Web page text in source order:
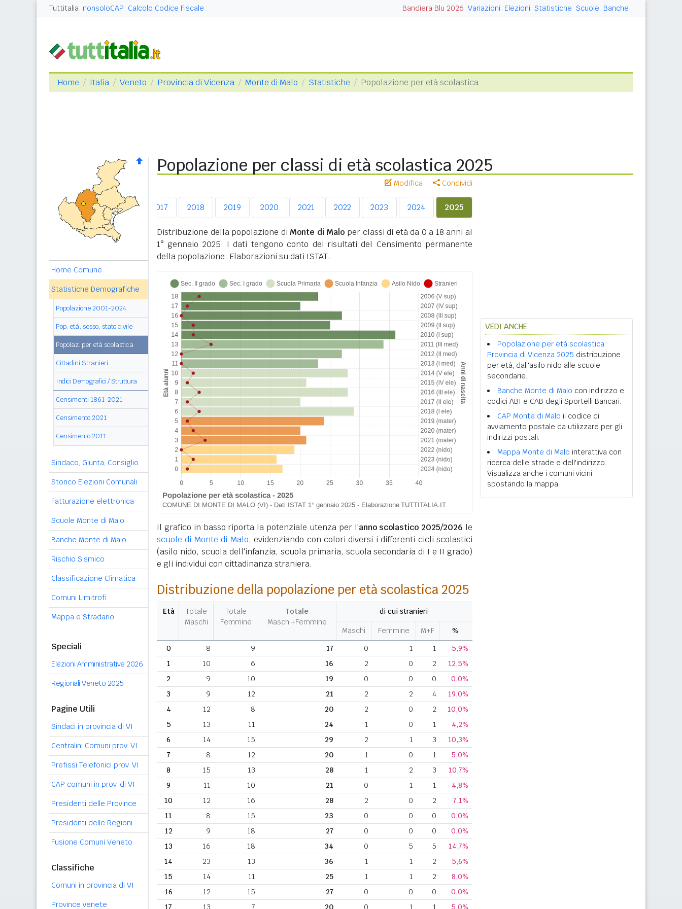
Tuttitalia nonsoloCAP Calcolo Codice Fiscale Bandiera Blu 2026 Variazioni Elezioni Statistiche Scuole Banche
Home Italia Veneto Provincia di Vicenza Monte di Malo Statistiche Popolazione per età scolastica
Home Comune
Statistiche Demografiche
Popolazione 2001-2024
Pop. età, sesso, stato civile
Popolaz. per età scolastica
Cittadini Stranieri
Indici Demografici / Struttura
Censimenti 1861-2021
Censimento 2021
Censimento 2011
Sindaco, Giunta, Consiglio
Storico Elezioni Comunali
Fatturazione elettronica
Scuole Monte di Malo
Banche Monte di Malo
Rischio Sismico
Classificazione Climatica
Comuni Limitrofi
Mappa e Stradario
Speciali
Elezioni Amministrative 2026
Regionali Veneto 2025
Pagine Utili
Sindaci in provincia di VI
Centralini Comuni prov. VI
Prefissi Telefonici prov. VI
CAP comuni in prov. di VI
Presidenti delle Province
Presidenti delle Regioni
Fusione Comuni Veneto
Classifiche
Comuni in provincia di VI
Province venete
Popolazione per classi di età scolastica 2025
Modifica Condividi
2015 2016 2017 2018 2019 2020 2021 2022 2023 2024 2025
Distribuzione della popolazione di Monte di Malo per classi di età da 0 a 18 anni al
1° gennaio 2025. I dati tengono conto dei risultati del Censimento permanente
della popolazione. Elaborazioni su dati ISTAT.
Il grafico in basso riporta la potenziale utenza per l'anno scolastico 2025/2026 le
scuole di Monte di Malo, evidenziando con colori diversi i differenti cicli scolastici
(asilo nido, scuola dell'infanzia, scuola primaria, scuola secondaria di I e II grado)
e gli individui con cittadinanza straniera.
Distribuzione della popolazione per età scolastica 2025
Età
Totale
Maschi
Totale
Femmine
Totale
Maschi+Femmine
di cui stranieri
Maschi Femmine M+F
%
0
8 9 17 0 1 1
5,9%
1
10 6 16 2 0 2
12,5%
2
9 10 19 0 0 0
0,0%
3
9 12 21 2 2 4
19,0%
4
12 8 20 2 0 2
10,0%
5
13 11 24 1 0 1
4,2%
6
14 15 29 2 1 3
10,3%
7
8 12 20 1 0 1
5,0%
8
15 13 28 1 2 3
10,7%
9
11 10 21 0 1 1
4,8%
10
12 16 28 2 0 2
7,1%
11
8 15 23 0 0 0
0,0%
12
9 18 27 0 0 0
0,0%
13
16 18 34 0 5 5
14,7%
14
23 13 36 1 1 2
5,6%
15
14 11 25 1 1 2
8,0%
16
12 15 27 0 0 0
0,0%
17
13 7 20 0 1 1 5,0%
VEDI ANCHE
Popolazione per età scolastica
Provincia di Vicenza 2025 distribuzione
per età, dall'asilo nido alle scuole
secondarie.
Banche Monte di Malo con indirizzo e
codici ABI e CAB degli Sportelli Bancari.
CAP Monte di Malo il codice di
avviamento postale da utilizzare per gli
indirizzi postali.
Mappa Monte di Malo interattiva con
ricerca delle strade e dell'indirizzo.
Visualizza anche i comuni vicini
spostando la mappa.